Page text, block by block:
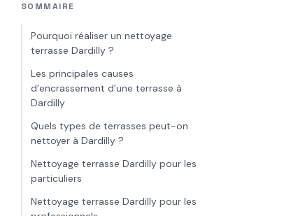
SOMMAIRE
Pourquoi réaliser un nettoyage
terrasse Dardilly ?
Les principales causes
d’encrassement d’une terrasse à
Dardilly
Quels types de terrasses peut-on
nettoyer à Dardilly ?
Nettoyage terrasse Dardilly pour les
particuliers
Nettoyage terrasse Dardilly pour les